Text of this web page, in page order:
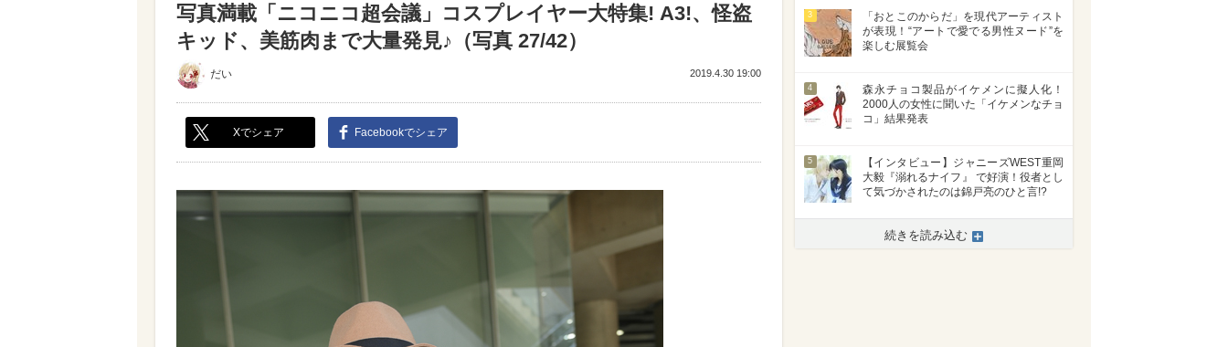
写真満載「ニコニコ超会議」コスプレイヤー大特集! A3!、怪盗
キッド、美筋肉まで大量発見♪（写真 27/42）
だい 2019.4.30 19:00
Xでシェア Facebookでシェア
3
「おとこのからだ」を現代アーティスト
が表現！“アートで愛でる男性ヌード”を
楽しむ展覧会
4
森永チョコ製品がイケメンに擬人化！
2000人の女性に聞いた「イケメンなチョ
コ」結果発表
5
【インタビュー】ジャニーズWEST重岡
大毅『溺れるナイフ』 で好演！役者とし
て気づかされたのは錦戸亮のひと言!?
続きを読み込む